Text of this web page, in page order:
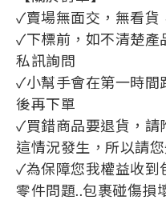
✓賣場無面交，無看貨
✓下標前，如不清楚產
私訊詢問
✓小幫手會在第一時間
後再下單
✓買錯商品要退貨，請
這情況發生，所以請
✓為保障您我權益收到
零件問題..包裹碰傷損